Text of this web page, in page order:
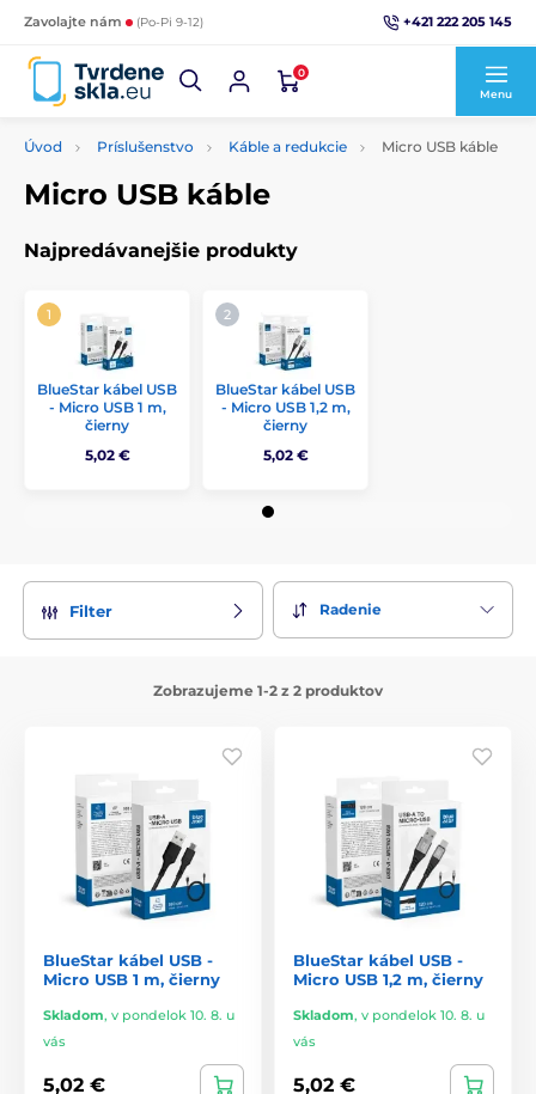
Zavolajte nám (Po-Pi 9-12) +421 222 205 145
0
Menu
Úvod Príslušenstvo Káble a redukcie Micro USB káble
Micro USB káble
Najpredávanejšie produkty
BlueStar kábel USB
- Micro USB 1 m,
čierny
5,02 €
BlueStar kábel USB
- Micro USB 1,2 m,
čierny
5,02 €
Filter Radenie
Zobrazujeme 1-2 z 2 produktov
BlueStar kábel USB -
Micro USB 1 m, čierny
Skladom, v pondelok 10. 8. u
vás
5,02 €
BlueStar kábel USB -
Micro USB 1,2 m, čierny
Skladom, v pondelok 10. 8. u
vás
5,02 €